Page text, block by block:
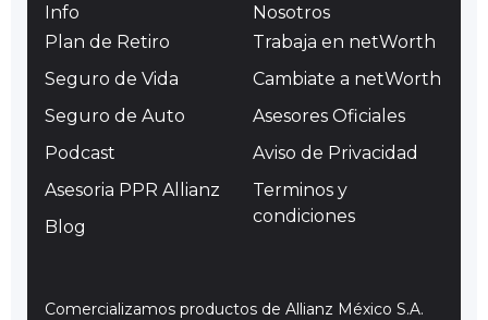
Info
Plan de Retiro
Seguro de Vida
Seguro de Auto
Podcast
Asesoria PPR Allianz
Blog
Nosotros
Trabaja en netWorth
Cambiate a netWorth
Asesores Oficiales
Aviso de Privacidad
Terminos y
condiciones
Comercializamos productos de Allianz México S.A.